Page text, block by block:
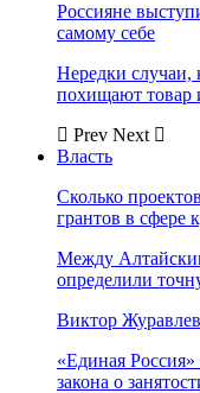
Россияне
самому себе
Нередки случаи,
похищают товар
Prev Next
Власть
Сколько
грантов в сфере
Между
определили
Виктор
«Единая
закона о